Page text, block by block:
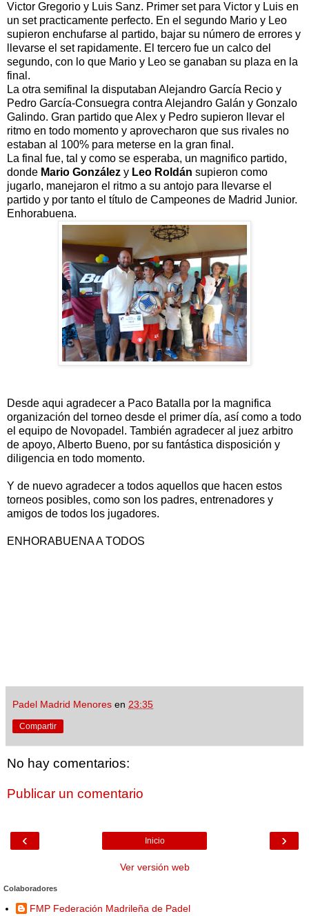
Victor Gregorio y Luis Sanz. Primer set para Victor y Luis en
un set practicamente perfecto. En el segundo Mario y Leo
supieron enchufarse al partido, bajar su número de errores y
llevarse el set rapidamente. El tercero fue un calco del
segundo, con lo que Mario y Leo se ganaban su plaza en la
final.
La otra semifinal la disputaban Alejandro García Recio y
Pedro García-Consuegra contra Alejandro Galán y Gonzalo
Galindo. Gran partido que Alex y Pedro supieron llevar el
ritmo en todo momento y aprovecharon que sus rivales no
estaban al 100% para meterse en la gran final.
La final fue, tal y como se esperaba, un magnifico partido,
donde Mario González y Leo Roldán supieron como
jugarlo, manejaron el ritmo a su antojo para llevarse el
partido y por tanto el título de Campeones de Madrid Junior.
Enhorabuena.
Desde aqui agradecer a Paco Batalla por la magnifica
organización del torneo desde el primer día, así como a todo
el equipo de Novopadel. También agradecer al juez arbitro
de apoyo, Alberto Bueno, por su fantástica disposición y
diligencia en todo momento.
Y de nuevo agradecer a todos aquellos que hacen estos
torneos posibles, como son los padres, entrenadores y
amigos de todos los jugadores.
ENHORABUENA A TODOS
Padel Madrid Menores en 23:35
Compartir
No hay comentarios:
Publicar un comentario
‹ ›
Inicio
Ver versión web
Colaboradores
FMP Federación Madrileña de Padel